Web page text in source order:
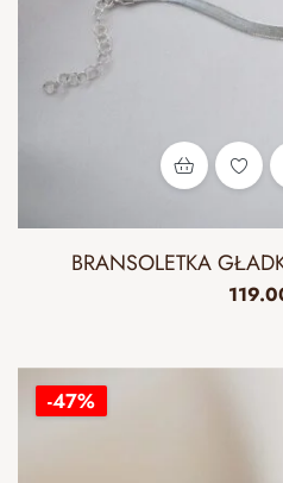
BRANSOLETKA
-47%